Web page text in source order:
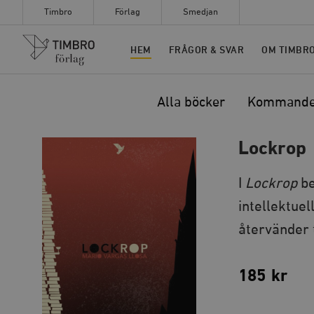
Timbro Förlag Smedjan
Timbro
HEM FRÅGOR & SVAR OM
Alla böcker
Lockrop
Lockrop
återvänder
185 kr